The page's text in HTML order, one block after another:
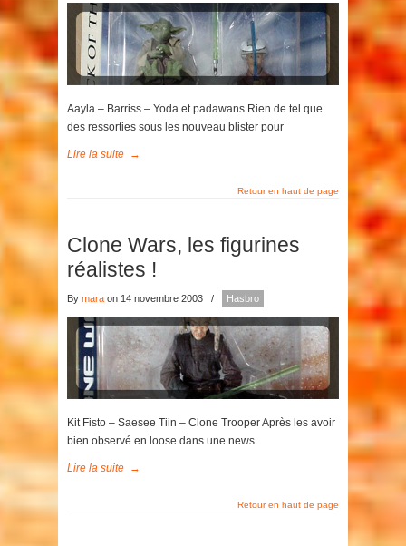
Aayla – Barriss – Yoda et padawans Rien de tel que
des ressorties sous les nouveau blister pour
Lire la suite →
Retour en haut de page
Clone Wars, les figurines
réalistes !
By mara on 14 novembre 2003 / Hasbro
Kit Fisto – Saesee Tiin – Clone Trooper Après les avoir
bien observé en loose dans une news
Lire la suite →
Retour en haut de page